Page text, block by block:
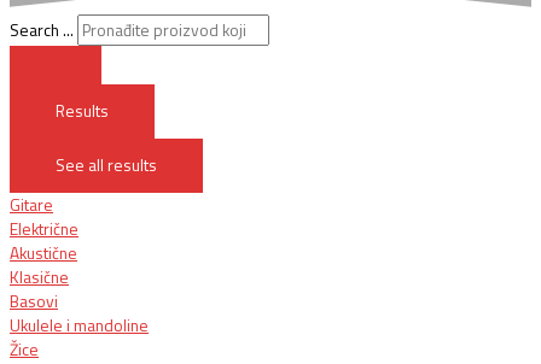
Search ...
Results
See all results
Gitare
Električne
Akustične
Klasične
Basovi
Ukulele i mandoline
Žice